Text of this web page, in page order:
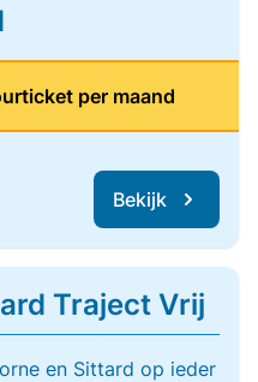
per maand
Bekijk
Traject Vrij
en Sittard op ieder